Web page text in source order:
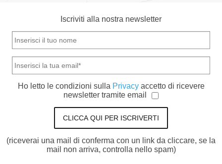
Iscriviti alla nostra newsletter
Ho letto le condizioni sulla Privacy accetto di ricevere
newsletter tramite email
CLICCA QUI PER ISCRIVERTI
(riceverai una mail di conferma con un link da cliccare, se la
mail non arriva, controlla nello spam)